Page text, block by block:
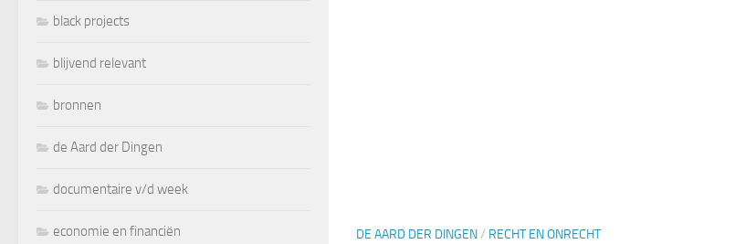
DE AARD DER DINGEN/ RECHT EN ONRECHT
black projects
blijvend relevant
bronnen
de Aard der Dingen
documentaire v/d week
economie en financiën